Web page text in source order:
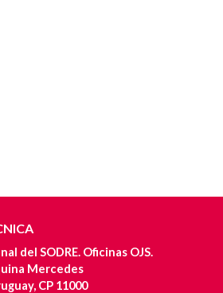
del SODRE. Oficinas OJS.
Mercedes
CP 11000